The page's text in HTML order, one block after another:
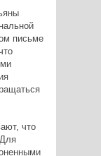
письме
что